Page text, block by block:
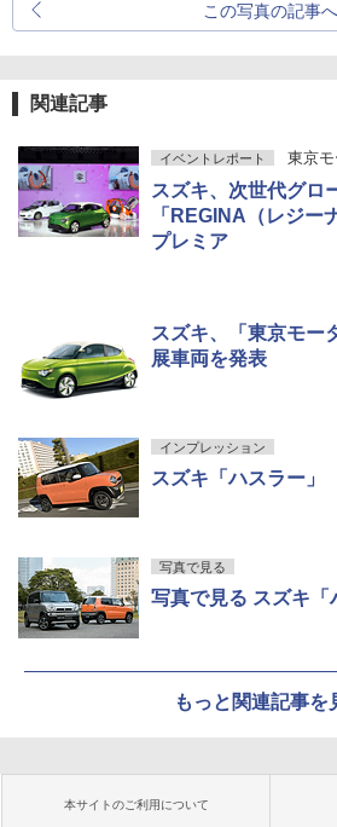
この写真の記事へ
関連記事
イベントレポート 東京
スズキ、次世代グロ
「REGINA（レジー
プレミア
スズキ、「東京モー
展車両を発表
インプレッション
スズキ「ハスラー」
写真で見る
写真で見る スズキ「
もっと関連記事を
本サイトのご利用について